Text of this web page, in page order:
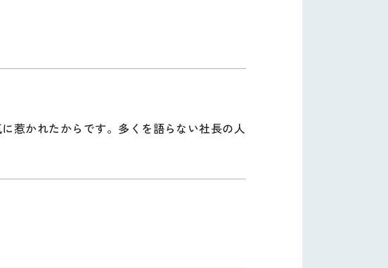
惹かれたからです。多くを語らない社長の人